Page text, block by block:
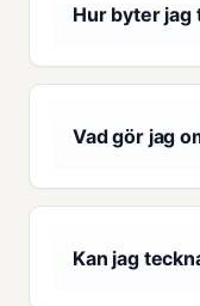
Hur byter jag
Vad gör jag
Kan jag